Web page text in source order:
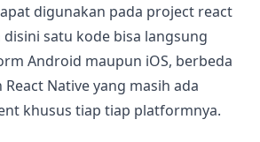
digunakan pada project react
disini satu kode bisa langsung
Android maupun iOS, berbeda
Native yang masih ada
khusus tiap tiap platformnya.